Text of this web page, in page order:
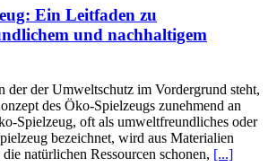
Ein Leitfaden zu
und nachhaltigem
der der Umweltschutz im Vordergrund steht,
des Öko-Spielzeugs zunehmend an
Spielzeug, oft als umweltfreundliches oder
bezeichnet, wird aus Materialien
natürlichen Ressourcen schonen, [...]